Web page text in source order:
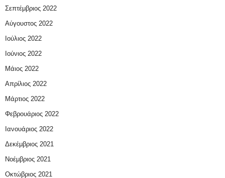
Σεπτέμβριος 2022
Αύγουστος 2022
Ιούλιος 2022
Ιούνιος 2022
Μάιος 2022
Απρίλιος 2022
Μάρτιος 2022
Φεβρουάριος 2022
Ιανουάριος 2022
Δεκέμβριος 2021
Νοέμβριος 2021
Οκτώβριος 2021